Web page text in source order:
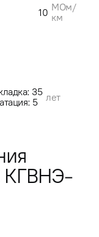
10 МОм/
км
35
5
лет
КГВНЭ-